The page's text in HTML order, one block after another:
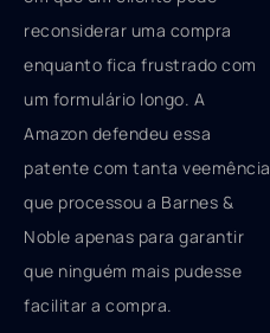
reconsiderar uma compra
enquanto fica frustrado com
um formulário longo. A
Amazon defendeu essa
patente com tanta veemência
que processou a Barnes &
Noble apenas para garantir
que ninguém mais pudesse
facilitar a compra.